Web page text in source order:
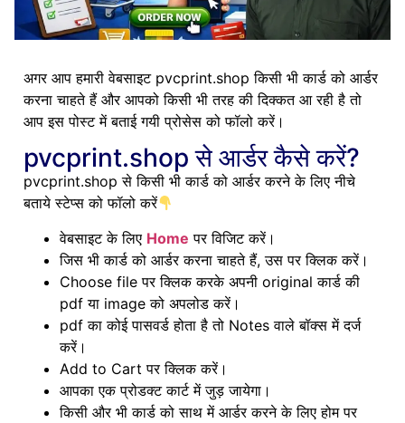
अगर आप हमारी वेबसाइट pvcprint.shop किसी भी कार्ड को आर्डर
करना चाहते हैं और आपको किसी भी तरह की दिक्कत आ रही है तो
आप इस पोस्ट में बताई गयी प्रोसेस को फॉलो करें।
pvcprint.shop से आर्डर कैसे करें?
pvcprint.shop से किसी भी कार्ड को आर्डर करने के लिए नीचे
बताये स्टेप्स को फॉलो करें
वेबसाइट के लिए Home पर विजिट करें।
जिस भी कार्ड को आर्डर करना चाहते हैं, उस पर क्लिक करें।
Choose file पर क्लिक करके अपनी original कार्ड की
pdf या image को अपलोड करें।
pdf का कोई पासवर्ड होता है तो Notes वाले बॉक्स में दर्ज
करें।
Add to Cart पर क्लिक करें।
आपका एक प्रोडक्ट कार्ट में जुड़ जायेगा।
किसी और भी कार्ड को साथ में आर्डर करने के लिए होम पर